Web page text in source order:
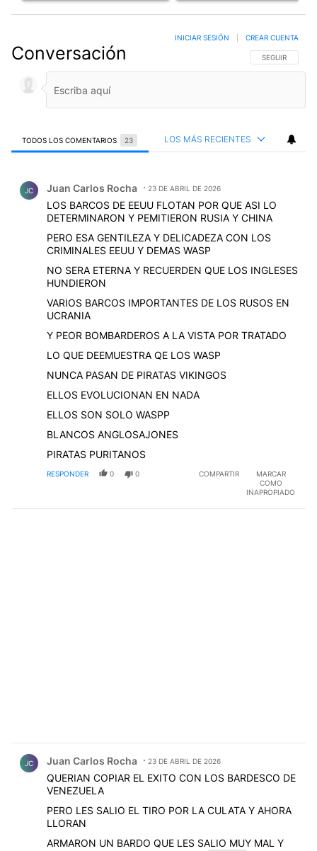
Conversación SIGA ESTA
SEGUIR
INICIAR SESIÓN CREAR CUENTA
TODOS LOS COMENTARIOS 23 LOS MÁS RECIENTES
JC Juan Carlos Rocha 23 DE ABRIL DE 2026
LOS BARCOS DE EEUU FLOTAN POR QUE ASI LO
DETERMINARON Y PEMITIERON RUSIA Y CHINA
PERO ESA GENTILEZA Y DELICADEZA CON LOS
CRIMINALES EEUU Y DEMAS WASP
NO SERA ETERNA Y RECUERDEN QUE LOS INGLESES
HUNDIERON
VARIOS BARCOS IMPORTANTES DE LOS RUSOS EN
UCRANIA
Y PEOR BOMBARDEROS A LA VISTA POR TRATADO
LO QUE DEEMUESTRA QE LOS WASP
NUNCA PASAN DE PIRATAS VIKINGOS
ELLOS EVOLUCIONAN EN NADA
ELLOS SON SOLO WASPP
BLANCOS ANGLOSAJONES
PIRATAS PURITANOS
RESPONDER 0 0 COMPARTIR
MARCAR
COMO
INAPROPIADO
JC Juan Carlos Rocha 23 DE ABRIL DE 2026
QUERIAN COPIAR EL EXITO CON LOS BARDESCO DE
VENEZUELA
PERO LES SALIO EL TIRO POR LA CULATA Y AHORA
LLORAN
ARMARON UN BARDO QUE LES SALIO MUY MAL Y